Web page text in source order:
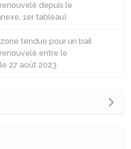
depuis le
1er tableau)
tendue pour un bail
entre le
27 août 2023